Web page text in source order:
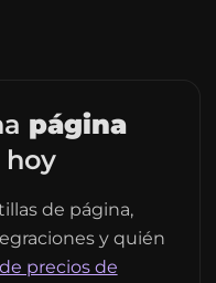
página
de página,
y quién
precios de